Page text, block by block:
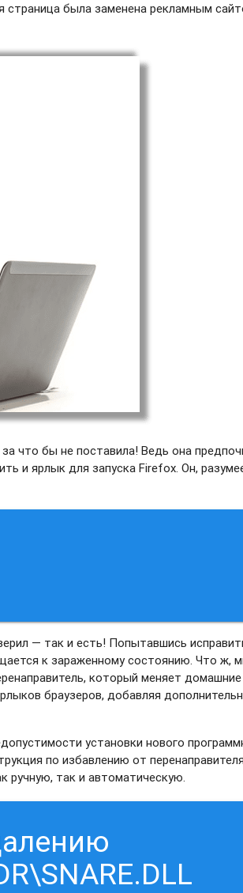
страница была заменена рекламным
что бы не поставила! Ведь она
и ярлык для запуска Firefox. Он,
— так и есть! Попытавшись
к зараженному состоянию. Что ж,
который меняет домашние
браузеров, добавляя
установки нового
по избавлению от
ручную, так и автоматическую.